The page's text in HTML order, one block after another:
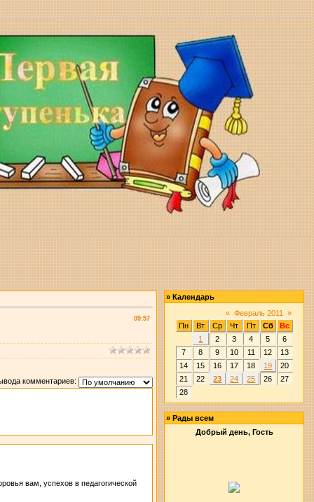
09:57
комментариев:
вам, успехов в педагогической
»Календарь
« Февраль 2011
»
Пн
Вт Ср Чт Пт Сб
Вс
1
2 3 4 5
6
7
8 9 10 11 12
13
14
15 16 17 18 19
20
21
22 23 24 25 26
27
28
»Рады всем
Добрый день, Гость